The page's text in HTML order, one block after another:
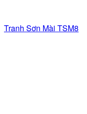
Tranh Sơn Mài TSM8